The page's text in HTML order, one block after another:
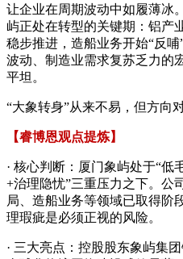
让企业在周期波动中如履薄冰
屿正处在转型的关键期：铝产
稳步推进，造船业务开始“反
波动、制造业需求复苏乏力的
平坦。
“大象转身”从来不易，但方向
【睿博恩观点提炼】
· 核心判断：厦门象屿处于“低
+治理隐忧”三重压力之下。公
局、造船业务等领域已取得阶
理瑕疵是必须正视的风险。
· 三大亮点：控股股东象屿集